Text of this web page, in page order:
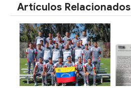
Artículos Relacionados